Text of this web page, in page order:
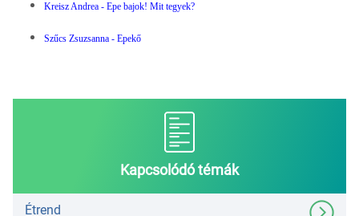
Kreisz Andrea - Epe bajok! Mit tegyek?
Szűcs Zsuzsanna - Epekő
Kapcsolódó témák
Étrend